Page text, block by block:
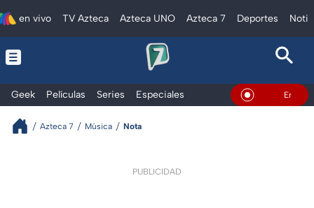
en vivo TV Azteca Azteca UNO Azteca 7 Deportes
Geek Películas Series Especiales En Vivo
Azteca 7 Música Nota
PUBLICIDAD